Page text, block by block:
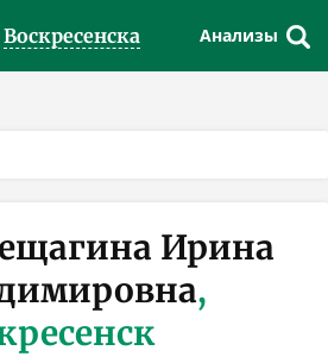
Воскресенска Анализы
Ирина
,